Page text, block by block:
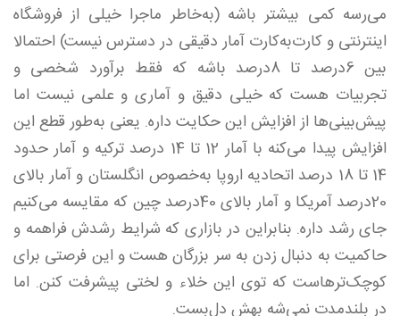
می‌رسه کمی بیشتر باشه (به‌خاطر ماجرا خیلی از فروشگاه
اینترنتی و کارت‌به‌کارت آمار دقیقی در دسترس نیست) احتمالا
بین 6درصد تا 8درصد باشه که فقط برآورد شخصی و
تجربیات هست که خیلی دقیق و آماری و علمی نیست اما
پیش‌بینی‌ها از افزایش این حکایت داره. یعنی به‌طور قطع این
افزایش پیدا می‌کنه با آمار 12 تا 14 درصد ترکیه و آمار حدود
14 تا 18 درصد اتحادیه اروپا به‌خصوص انگلستان و آمار بالای
20درصد آمریکا و آمار بالای 40درصد چین که مقایسه می‌کنیم
جای رشد داره. بنابراین در بازاری که شرایط رشدش فراهمه و
حاکمیت به ‌دنبال زدن به سر بزرگان هست و این فرصتی برای
کوچک‌ترهاست که توی این خلاء و لختی پیشرفت کنن. اما
در بلند‌مدت نمی‌شه بهش دل‌بست.